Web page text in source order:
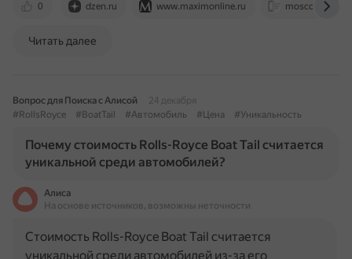
0 dzen.ru www.maximonline.ru
Читать далее
Вопрос для Поиска с Алисой
24 декабря
#RollsRoyce
#BoatTail #Автомобиль #Цена #Уникальность
Почему стоимость Rolls-Royce Boat Tail считается
уникальной среди автомобилей?
Алиса
На основе источников, возможны неточности
Стоимость Rolls-Royce Boat Tail считается
уникальной среди автомобилей из-за его